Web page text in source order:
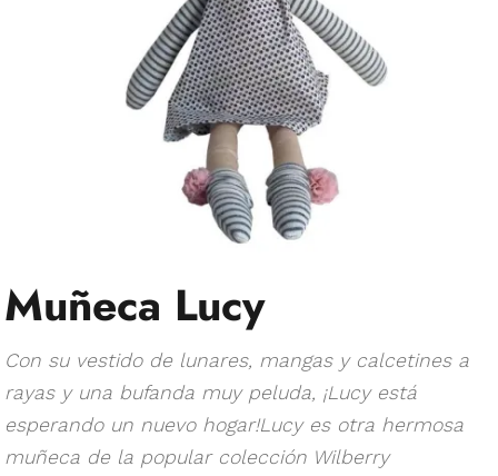
Muñeca Lucy
Con su vestido de lunares, mangas y calcetines a
rayas y una bufanda muy peluda, ¡Lucy está
esperando un nuevo hogar!Lucy es otra hermosa
muñeca de la popular colección Wilberry